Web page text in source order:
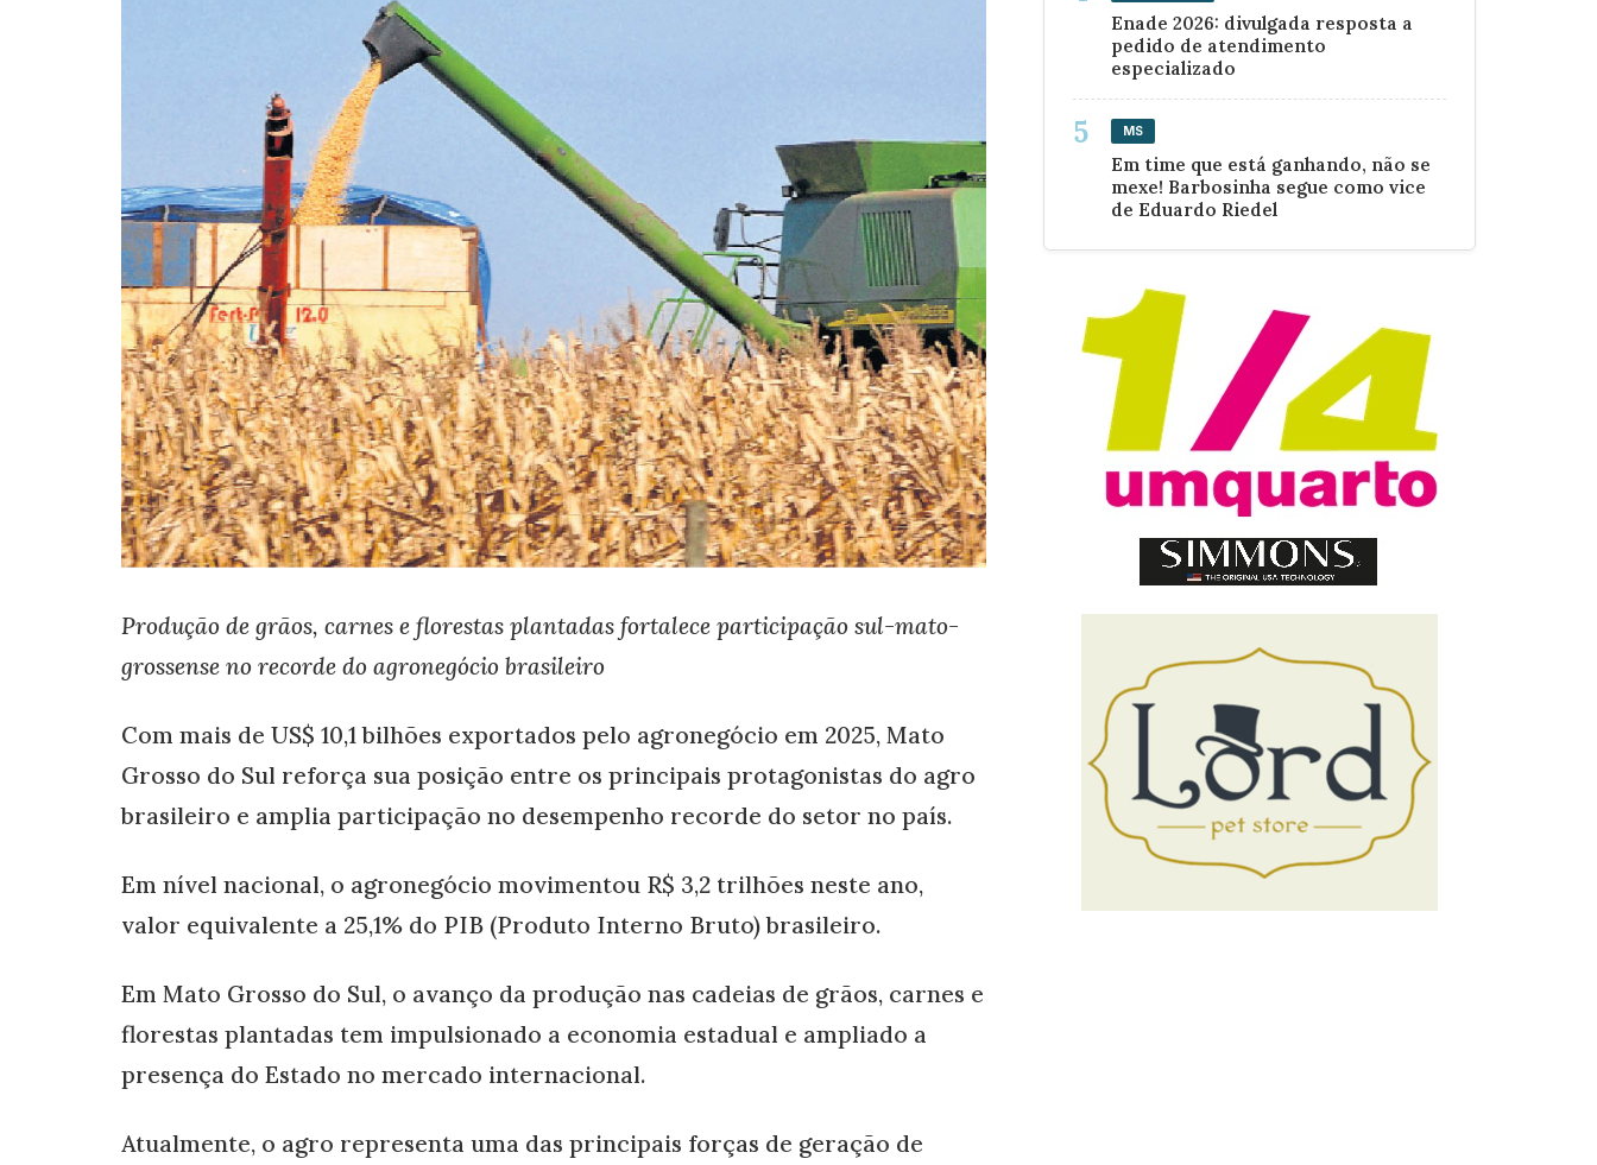
Produção de grãos, carnes e florestas plantadas fortalece participação sul-mato-
grossense no recorde do agronegócio brasileiro
Com mais de US$ 10,1 bilhões exportados pelo agronegócio em 2025, Mato
Grosso do Sul reforça sua posição entre os principais protagonistas do agro
brasileiro e amplia participação no desempenho recorde do setor no país.
Em nível nacional, o agronegócio movimentou R$ 3,2 trilhões neste ano,
valor equivalente a 25,1% do PIB (Produto Interno Bruto) brasileiro.
Em Mato Grosso do Sul, o avanço da produção nas cadeias de grãos, carnes e
florestas plantadas tem impulsionado a economia estadual e ampliado a
presença do Estado no mercado internacional.
Atualmente, o agro representa uma das principais forças de geração de
Enade 2026: divulgada resposta a
pedido de atendimento
especializado
MS
Em time que está ganhando, não se
mexe! Barbosinha segue como vice
de Eduardo Riedel